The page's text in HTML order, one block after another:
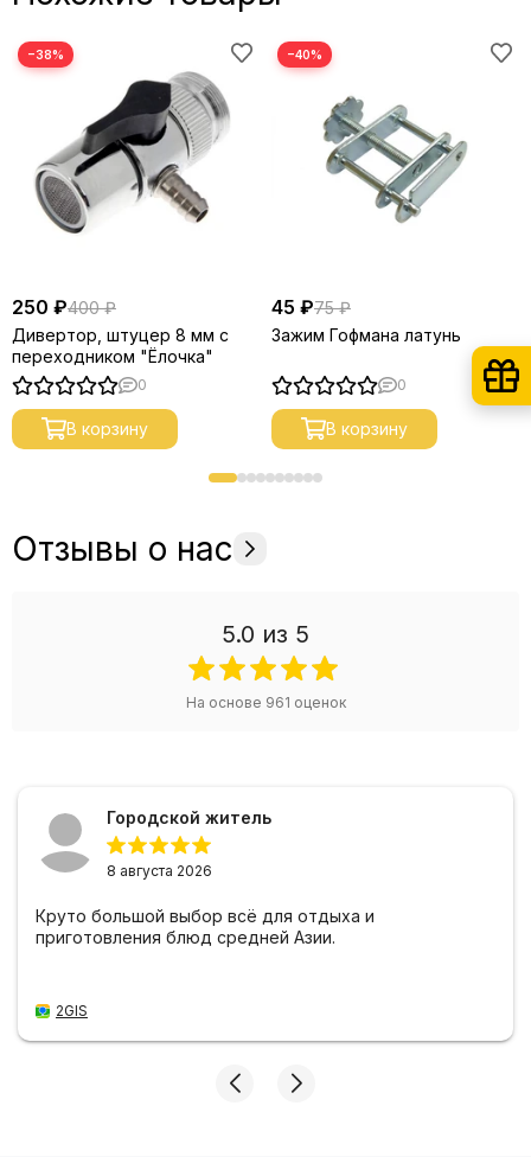
−38%
250 ₽400 ₽
Дивертор, штуцер 8 мм с
переходником "Ёлочка"
0
В корзину
−40%
45 ₽75 ₽
Зажим Гофмана латунь
0
В корзину
Отзывы о нас
5.0 из 5
На основе 961 оценок
Городской житель
8 августа 2026
Круто большой выбор всё для отдыха и
приготовления блюд средней Азии.
2GIS